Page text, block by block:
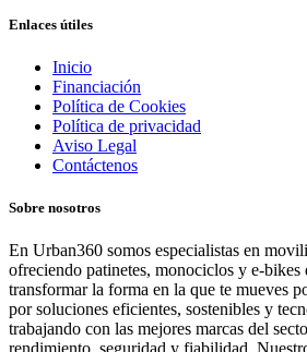
Enlaces útiles
Inicio
Financiación
Política de Cookies
Política de privacidad
Aviso Legal
Contáctenos
Sobre nosotros
En Urban360 somos especialistas en
ofreciendo patinetes, monociclos y e-bikes
transformar la forma en la que te mueves
por soluciones eficientes, sostenibles y
trabajando con las mejores marcas del